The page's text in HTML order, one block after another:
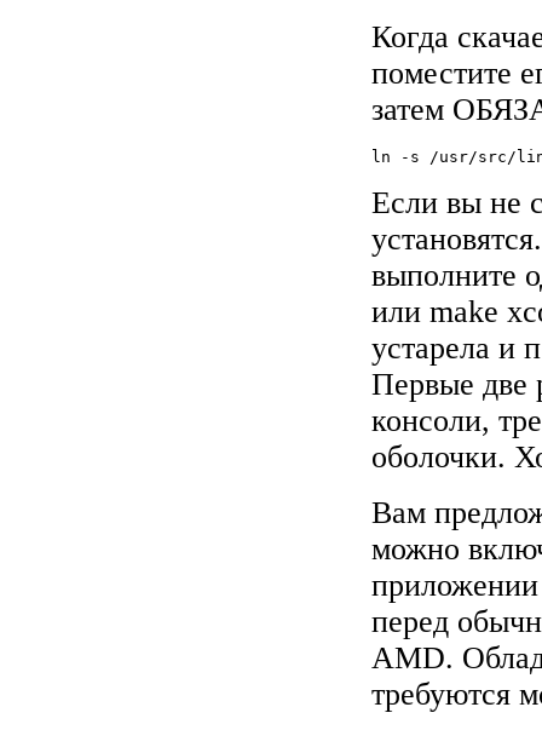
Когда
поместите
затем
Если вы не
выполните
или make
устарела и
Первые две
консоли,
оболочки.
Вам
можно
приложении
перед
AMD.
требуются